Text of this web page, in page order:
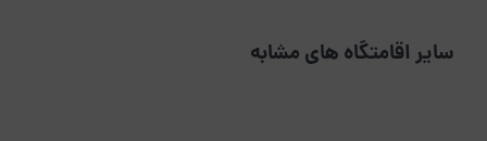
سایر اقامتگاه های مشابه